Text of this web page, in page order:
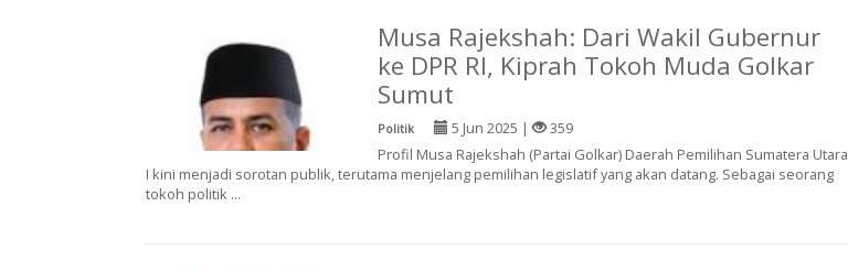
Musa Rajekshah: Dari Wakil Gubernur
ke DPR RI, Kiprah Tokoh Muda Golkar
Sumut
Politik 5 Jun 2025 |
359
Profil Musa Rajekshah (Partai Golkar) Daerah Pemilihan Sumatera Utara
I kini menjadi sorotan publik, terutama menjelang pemilihan legislatif yang akan datang. Sebagai seorang
tokoh politik ...